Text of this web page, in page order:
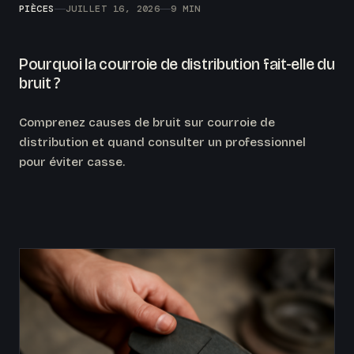
PIÈCES JUILLET 16, 2026 9 MIN
Pourquoi la courroie de distribution fait-elle du
bruit ?
Comprenez causes de bruit sur courroie de
distribution et quand consulter un professionnel
pour éviter casse.